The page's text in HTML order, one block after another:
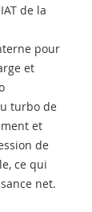
de la
pour
et
turbo de
et
de
ce qui
net.